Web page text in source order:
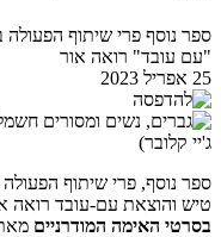
ספר נוסף פרי שיתוף הפעולה
"עם עובד" רואה אור
25 אפריל 2023
ספר נוסף, פרי שיתוף הפעולה
טיש והוצאת עם-עובד רואה
בסרטי האימה המודרניים